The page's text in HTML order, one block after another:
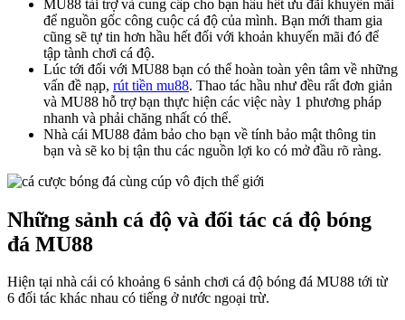
MU88 tài trợ và cung cấp cho bạn hầu hết ưu đãi khuyến mãi
để nguồn gốc công cuộc cá độ của mình. Bạn mới tham gia
cũng sẽ tự tin hơn hầu hết đối với khoản khuyến mãi đó để
tập tành chơi cá độ.
Lúc tới đối với MU88 bạn có thể hoàn toàn yên tâm về những
vấn đề nạp, rút tiền mu88. Thao tác hầu như đều rất đơn giản
và MU88 hỗ trợ bạn thực hiện các việc này 1 phương pháp
nhanh và phải chăng nhất có thể.
Nhà cái MU88 đảm bảo cho bạn về tính bảo mật thông tin
bạn và sẽ ko bị tận thu các nguồn lợi ko có mở đầu rõ ràng.
Những sảnh cá độ và đối tác cá độ bóng
đá MU88
Hiện tại nhà cái có khoảng 6 sảnh chơi cá độ bóng đá MU88 tới từ
6 đối tác khác nhau có tiếng ở nước ngoại trừ.